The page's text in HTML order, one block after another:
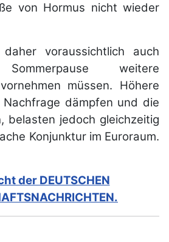
von Hormus nicht wieder
voraussichtlich auch
weitere
müssen. Höhere
dämpfen und die
belasten jedoch gleichzeitig
Konjunktur im Euroraum.
der DEUTSCHEN